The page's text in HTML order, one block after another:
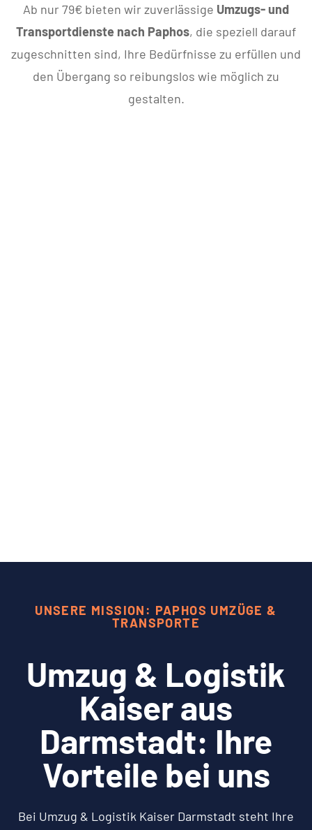
Ab nur 79€ bieten wir zuverlässige Umzugs- und
Transportdienste nach Paphos, die speziell darauf
zugeschnitten sind, Ihre Bedürfnisse zu erfüllen und
den Übergang so reibungslos wie möglich zu
gestalten.
UNSERE MISSION: PAPHOS UMZÜGE &
TRANSPORTE
Umzug & Logistik
Kaiser aus
Darmstadt: Ihre
Vorteile bei uns
Bei Umzug & Logistik Kaiser Darmstadt steht Ihre